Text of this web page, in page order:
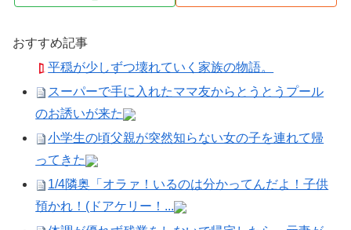
おすすめ記事
平穏が少しずつ壊れていく家族の物語。
スーパーで手に入れたママ友からとうとうプール
のお誘いが来た
小学生の頃父親が突然知らない女の子を連れて帰
ってきた
1/4隣奥「オラァ！いるのは分かってんだよ！子供
預かれ！(ドアケリー！...